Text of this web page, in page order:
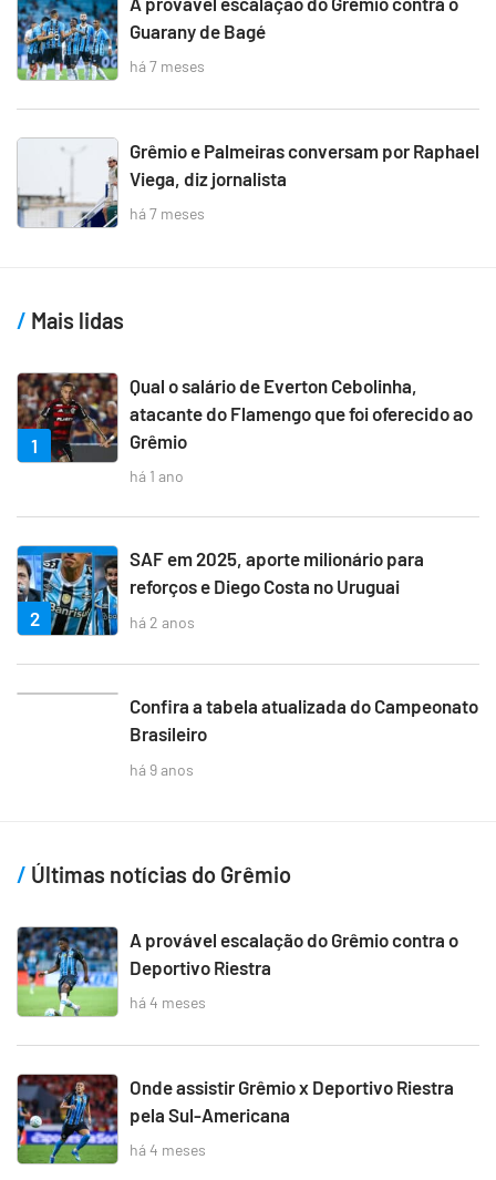
Guarany de Bagé
há 7 meses
Grêmio e Palmeiras conversam por Raphael
Viega, diz jornalista
há 7 meses
Mais lidas
1
Qual o salário de Everton Cebolinha,
atacante do Flamengo que foi oferecido ao
Grêmio
há 1 ano
2
SAF em 2025, aporte milionário para
reforços e Diego Costa no Uruguai
há 2 anos
Confira a tabela atualizada do Campeonato
Brasileiro
há 9 anos
Últimas notícias do Grêmio
A provável escalação do Grêmio contra o
Deportivo Riestra
há 4 meses
Onde assistir Grêmio x Deportivo Riestra
pela Sul-Americana
há 4 meses